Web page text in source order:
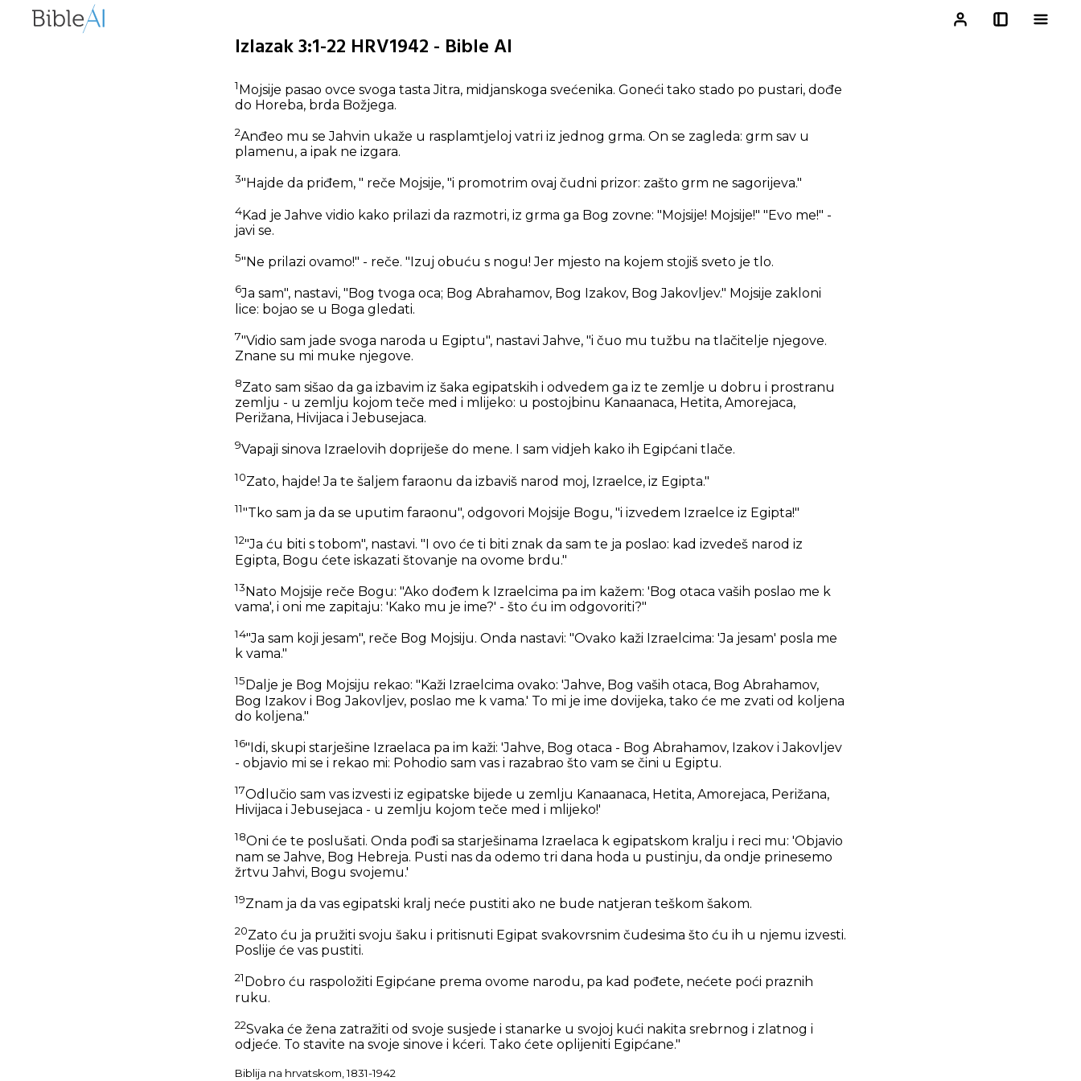
Izlazak 3:1-22 HRV1942 - Bible AI
1Mojsije pasao ovce svoga tasta Jitra, midjanskoga svećenika. Goneći tako stado po pustari, dođe
do Horeba, brda Božjega.
2Anđeo mu se Jahvin ukaže u rasplamtjeloj vatri iz jednog grma. On se zagleda: grm sav u
plamenu, a ipak ne izgara.
3"Hajde da priđem, " reče Mojsije, "i promotrim ovaj čudni prizor: zašto grm ne sagorijeva."
4Kad je Jahve vidio kako prilazi da razmotri, iz grma ga Bog zovne: "Mojsije! Mojsije!" "Evo me!" -
javi se.
5"Ne prilazi ovamo!" - reče. "Izuj obuću s nogu! Jer mjesto na kojem stojiš sveto je tlo.
6Ja sam", nastavi, "Bog tvoga oca; Bog Abrahamov, Bog Izakov, Bog Jakovljev." Mojsije zakloni
lice: bojao se u Boga gledati.
7"Vidio sam jade svoga naroda u Egiptu", nastavi Jahve, "i čuo mu tužbu na tlačitelje njegove.
Znane su mi muke njegove.
8Zato sam sišao da ga izbavim iz šaka egipatskih i odvedem ga iz te zemlje u dobru i prostranu
zemlju - u zemlju kojom teče med i mlijeko: u postojbinu Kanaanaca, Hetita, Amorejaca,
Perižana, Hivijaca i Jebusejaca.
9Vapaji sinova Izraelovih dopriješe do mene. I sam vidjeh kako ih Egipćani tlače.
10Zato, hajde! Ja te šaljem faraonu da izbaviš narod moj, Izraelce, iz Egipta."
11"Tko sam ja da se uputim faraonu", odgovori Mojsije Bogu, "i izvedem Izraelce iz Egipta!"
12"Ja ću biti s tobom", nastavi. "I ovo će ti biti znak da sam te ja poslao: kad izvedeš narod iz
Egipta, Bogu ćete iskazati štovanje na ovome brdu."
13Nato Mojsije reče Bogu: "Ako dođem k Izraelcima pa im kažem: 'Bog otaca vaših poslao me k
vama', i oni me zapitaju: 'Kako mu je ime?' - što ću im odgovoriti?"
14"Ja sam koji jesam", reče Bog Mojsiju. Onda nastavi: "Ovako kaži Izraelcima: 'Ja jesam' posla me
k vama."
15 Dalje je Bog Mojsiju rekao: "Kaži Izraelcima ovako: 'Jahve, Bog vaših otaca, Bog Abrahamov,
Bog Izakov i Bog Jakovljev, poslao me k vama.' To mi je ime dovijeka, tako će me zvati od koljena
do koljena."
16"Idi, skupi starješine Izraelaca pa im kaži: 'Jahve, Bog otaca - Bog Abrahamov, Izakov i Jakovljev
- objavio mi se i rekao mi: Pohodio sam vas i razabrao što vam se čini u Egiptu.
17Odlučio sam vas izvesti iz egipatske bijede u zemlju Kanaanaca, Hetita, Amorejaca, Perižana,
Hivijaca i Jebusejaca - u zemlju kojom teče med i mlijeko!'
18Oni će te poslušati. Onda pođi sa starješinama Izraelaca k egipatskom kralju i reci mu: 'Objavio
nam se Jahve, Bog Hebreja. Pusti nas da odemo tri dana hoda u pustinju, da ondje prinesemo
žrtvu Jahvi, Bogu svojemu.'
19Znam ja da vas egipatski kralj neće pustiti ako ne bude natjeran teškom šakom.
20Zato ću ja pružiti svoju šaku i pritisnuti Egipat svakovrsnim čudesima što ću ih u njemu izvesti.
Poslije će vas pustiti.
21 Dobro ću raspoložiti Egipćane prema ovome narodu, pa kad pođete, nećete poći praznih
ruku.
22Svaka će žena zatražiti od svoje susjede i stanarke u svojoj kući nakita srebrnog i zlatnog i
odjeće. To stavite na svoje sinove i kćeri. Tako ćete oplijeniti Egipćane."
Biblija na hrvatskom, 1831-1942